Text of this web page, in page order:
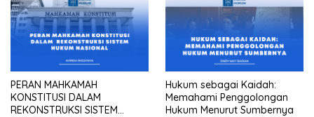
PERAN MAHKAMAH
KONSTITUSI DALAM
REKONSTRUKSI SISTEM
Hukum sebagai Kaidah:
Memahami Penggolongan
Hukum Menurut Sumbernya